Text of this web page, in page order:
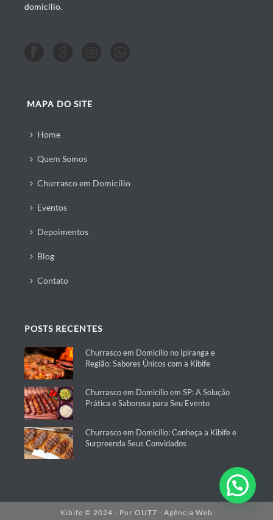
domicílio.
MAPA DO SITE
Home
Quem Somos
Churrasco em Domicílio
Eventos
Depoimentos
Blog
Contato
POSTS RECENTES
Churrasco em Domicílio no Ipiranga e
Região: Sabores Únicos com a Kibife
Churrasco em Domicílio em SP: A Solução
Prática e Saborosa para Seu Evento
Churrasco em Domicílio: Conheça a Kibife e
Surpreenda Seus Convidados
Kibife © 2024 - Por OUT7 - Agência Web